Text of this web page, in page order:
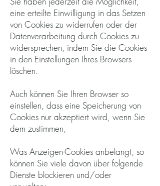
eine erteilte Einwilligung in das Setzen
von Cookies zu widerrufen oder der
Datenverarbeitung durch Cookies zu
widersprechen, indem Sie die Cookies
in den Einstellungen Ihres Browsers
löschen.
Auch können Sie Ihren Browser so
einstellen, dass eine Speicherung von
Cookies nur akzeptiert wird, wenn Sie
dem zustimmen,
Was Anzeigen-Cookies anbelangt, so
können Sie viele davon über folgende
Dienste blockieren und/oder